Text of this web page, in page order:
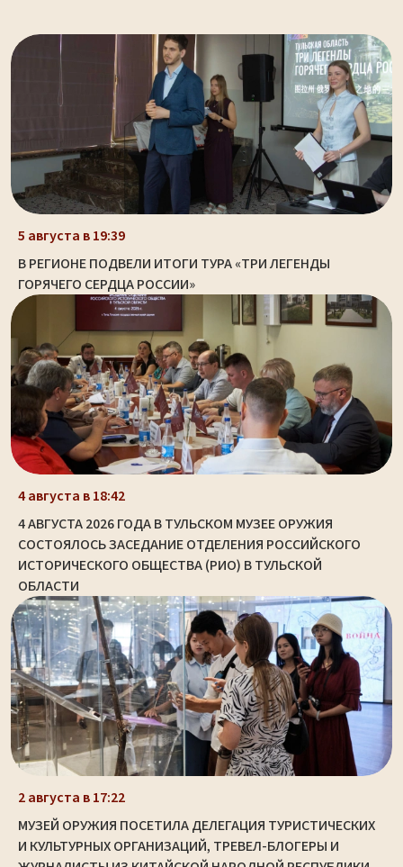
5 августа в 19:39
В РЕГИОНЕ ПОДВЕЛИ ИТОГИ ТУРА «ТРИ ЛЕГЕНДЫ
ГОРЯЧЕГО СЕРДЦА РОССИИ»
4 августа в 18:42
4 АВГУСТА 2026 ГОДА В ТУЛЬСКОМ МУЗЕЕ ОРУЖИЯ
СОСТОЯЛОСЬ ЗАСЕДАНИЕ ОТДЕЛЕНИЯ РОССИЙСКОГО
ИСТОРИЧЕСКОГО ОБЩЕСТВА (РИО) В ТУЛЬСКОЙ
ОБЛАСТИ
2 августа в 17:22
МУЗЕЙ ОРУЖИЯ ПОСЕТИЛА ДЕЛЕГАЦИЯ ТУРИСТИЧЕСКИХ
И КУЛЬТУРНЫХ ОРГАНИЗАЦИЙ, ТРЕВЕЛ-БЛОГЕРЫ И